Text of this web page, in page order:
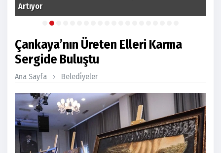
Artıyor
Çankaya’nın Üreten Elleri Karma
Sergide Buluştu
Ana Sayfa Beledi̇yeler